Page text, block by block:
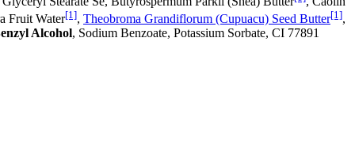
Fruit Water[1], Theobroma Grandiflorum (Cupuacu) Seed Butter[1],
Alcohol, Sodium Benzoate, Potassium Sorbate, CI 77891